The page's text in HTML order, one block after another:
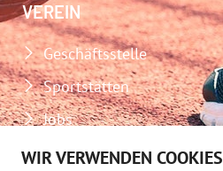
VEREIN
Geschäftsstelle
Sportstätten
Jobs
Download-Center
WIR VERWENDEN COOKIES